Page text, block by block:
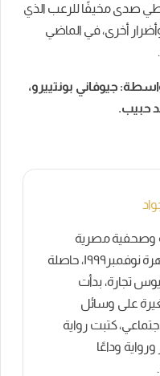
صدى مخيفًا للرعب الذي
أخرى، في الماضي
جيوفاني بونتييرو،
حبيب.
وصحفية مصرية
مواليد القاهرة نوفمبر١٩٩٩، حاصلة
تجارة، بدأت
على وسائل
كتبت رواية
ورواية وداعًا